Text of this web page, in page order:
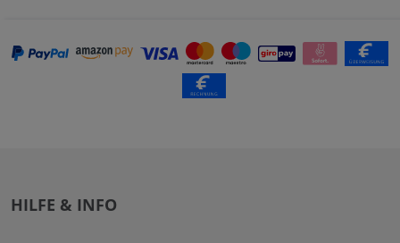
HILFE & INFO